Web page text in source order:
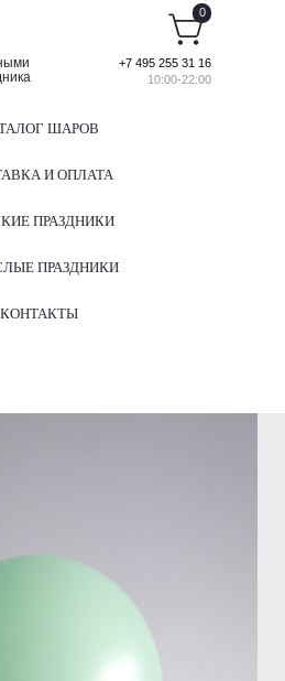
+7 495 255 31 16
10:00-22:00
0
ШАРОВ
И ОПЛАТА
ПРАЗДНИКИ
ПРАЗДНИКИ
КОНТАКТЫ